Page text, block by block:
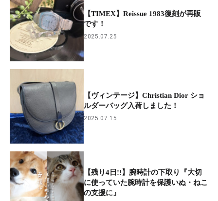
【TIMEX】Reissue 1983復刻が再販
です！
2025.07.25
【ヴィンテージ】Christian Dior ショ
ルダーバッグ入荷しました！
2025.07.15
【残り4日!!】腕時計の下取り『大切
に使っていた腕時計を保護いぬ・ねこ
の支援に』